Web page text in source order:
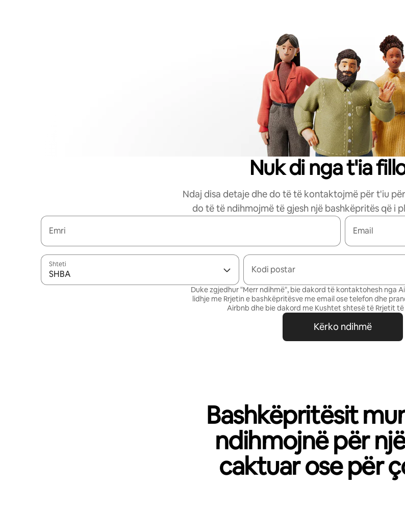
Nuk di nga t'ia
Ndaj disa detaje dhe do të të kontaktojmë për t'iu
do të të ndihmojmë të gjesh një bashkëpritës që i
Emri Email
Shteti
SHBA Kodi postar
Duke zgjedhur "Merr ndihmë", bie dakord të kontaktohesh nga
lidhje me Rrjetin e bashkëpritësve me email ose telefon dhe
Airbnb dhe bie dakord me Kushtet shtesë të Rrjetit
Kërko ndihmë
Bashkëpritësit
ndihmojnë për
caktuar ose për